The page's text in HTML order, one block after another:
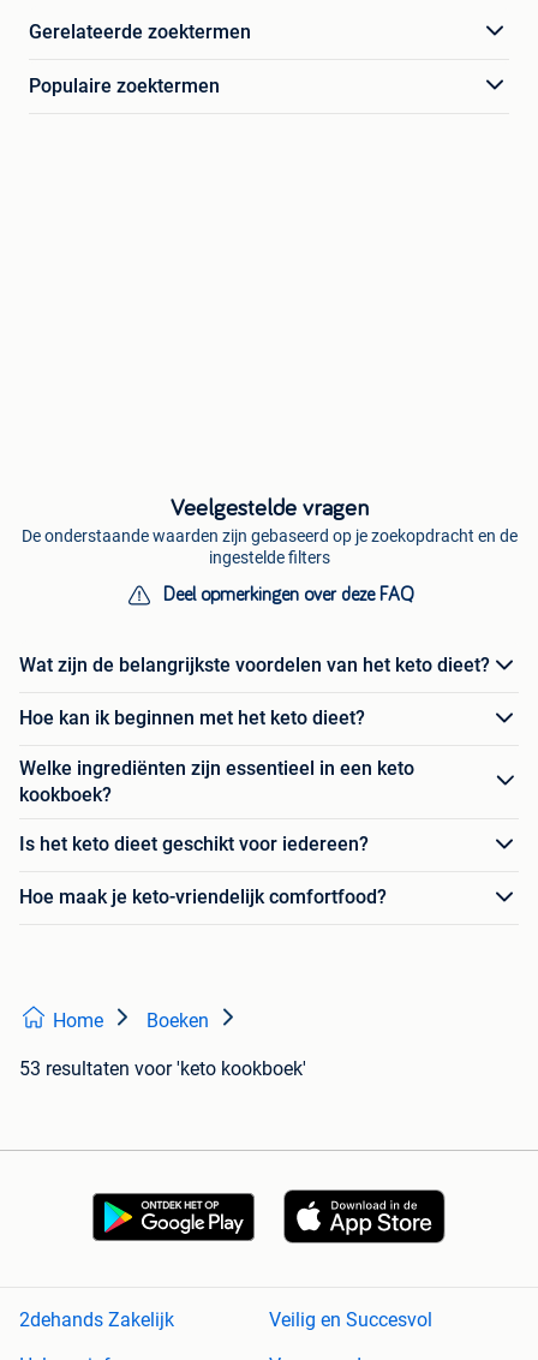
Gerelateerde zoektermen
Populaire zoektermen
Veelgestelde vragen
De onderstaande waarden zijn gebaseerd op je zoekopdracht en de
ingestelde filters
Deel opmerkingen over deze FAQ
Wat zijn de belangrijkste voordelen van het keto dieet?
Hoe kan ik beginnen met het keto dieet?
Welke ingrediënten zijn essentieel in een keto
kookboek?
Is het keto dieet geschikt voor iedereen?
Hoe maak je keto-vriendelijk comfortfood?
Home Boeken
53 resultaten voor 'keto kookboek'
2dehands Zakelijk
Veilig en Succesvol